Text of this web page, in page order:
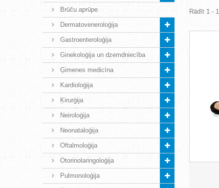
Brūču aprūpe
Dermatoveneroloģija
Gastroenteroloģija
Ginekoloģija un dzemdniecība
Ģimenes medicīna
Kardioloģija
Ķirurģija
Neiroloģija
Neonataloģija
Oftalmoloģija
Otorinolaringoloģija
Pulmonoloģija
Rādīt 1 -